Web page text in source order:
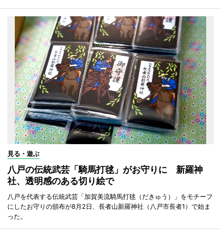
見る・遊ぶ
八戸の伝統武芸「騎馬打毬」がお守りに 新羅神
社、透明感のある切り絵で
八戸を代表する伝統武芸「加賀美流騎馬打毬（だきゅう）」をモチーフ
にしたお守りの頒布が8月2日、長者山新羅神社（八戸市長者1）で始ま
った。